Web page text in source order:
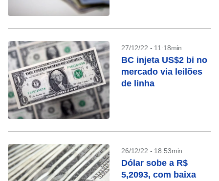
27/12/22 - 11:18min
BC injeta US$2 bi no
mercado via leilões
de linha
26/12/22 - 18:53min
Dólar sobe a R$
5,2093, com baixa